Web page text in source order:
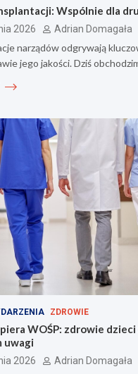
Wspólnie dla
2026 Adrian Domagała
narządów odgrywają
jego jakości. Dziś
ZDROWIE
WOŚP: zdrowie
uwagi
2026 Adrian Domagała